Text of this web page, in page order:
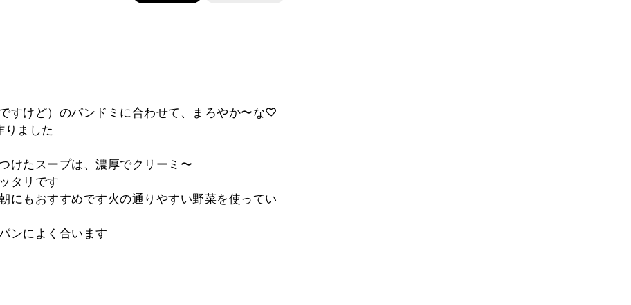
すけど）のパンドミに合わせて、まろやか〜な♡
りました
けたスープは、濃厚でクリーミ〜
タリです
にもおすすめです火の通りやすい野菜を使ってい
ンによく合います